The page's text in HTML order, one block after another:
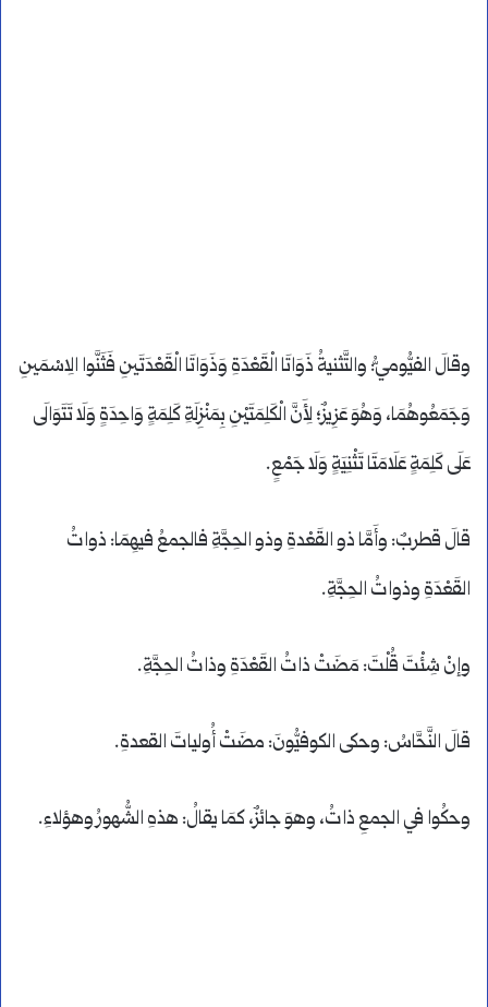
وقالَ الفيُّوميُّ: والتَّثنيةُ ذَوَاتَا الْقَعْدَةِ وَذَوَاتَا الْقَعْدَتَينِ فَثَنَّوا الِاسْمَينِ
وَجَمَعُوهُمَا، وَهُوَ عَزِيزٌ؛ لِأَنَّ الْكَلِمَتَيْنِ بِمَنْزِلَةِ كَلِمَةٍ وَاحِدَةٍ وَلَا تَتَوَالَى
عَلَى كَلِمَةٍ عَلَامَتَا تَثْنِيَةٍ وَلَا جَمْعٍ.
قالَ قطربٌ: وأَمَّا ذو القَعْدةِ وذو الحِجَّةِ فالجمعُ فيهِمَا: ذواتُ
القَعْدَةِ وذواتُ الحِجَّةِ.
وإنْ شِئْتَ قُلْتَ: مَضَتْ ذاتُ القَعْدَةِ وذاتُ الحِجَّةِ.
قالَ النَّحَّاسُ: وحكى الكوفيُّونَ: مضَتْ أُولياتَ القعدةِ.
وحكُوا في الجمعِ ذاتُ، وهوَ جائزٌ، كمَا يقالُ: هذهِ الشُّهورُ وهؤلاءِ.